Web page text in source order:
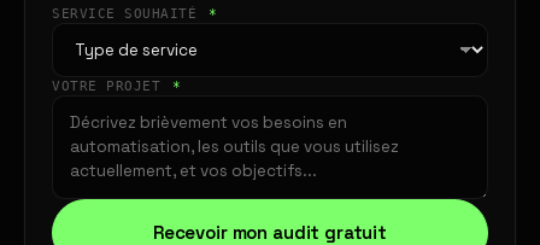
SERVICE SOUHAITÉ *
VOTRE PROJET *
Recevoir mon audit gratuit